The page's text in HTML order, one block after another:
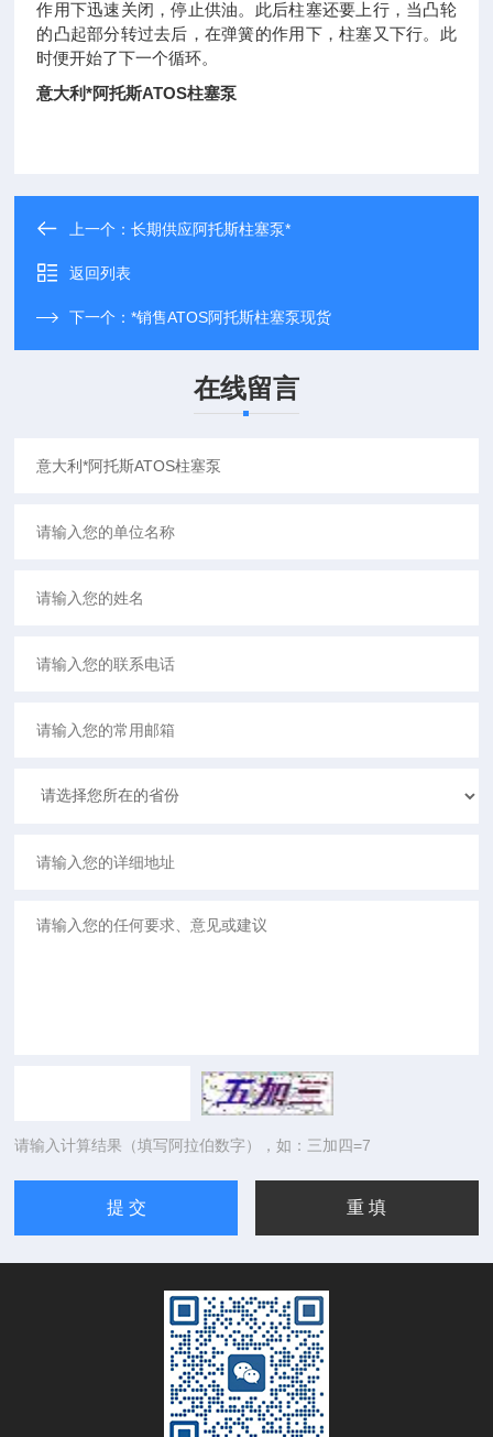
作用下迅速关闭，停止供油。此后柱塞还要上行，当凸轮
的凸起部分转过去后，在弹簧的作用下，柱塞又下行。此
时便开始了下一个循环。
意大利*阿托斯ATOS柱塞泵
上一个：长期供应阿托斯柱塞泵*
返回列表
下一个：*销售ATOS阿托斯柱塞泵现货
在线留言
请输入计算结果（填写阿拉伯数字），如：三加四=7